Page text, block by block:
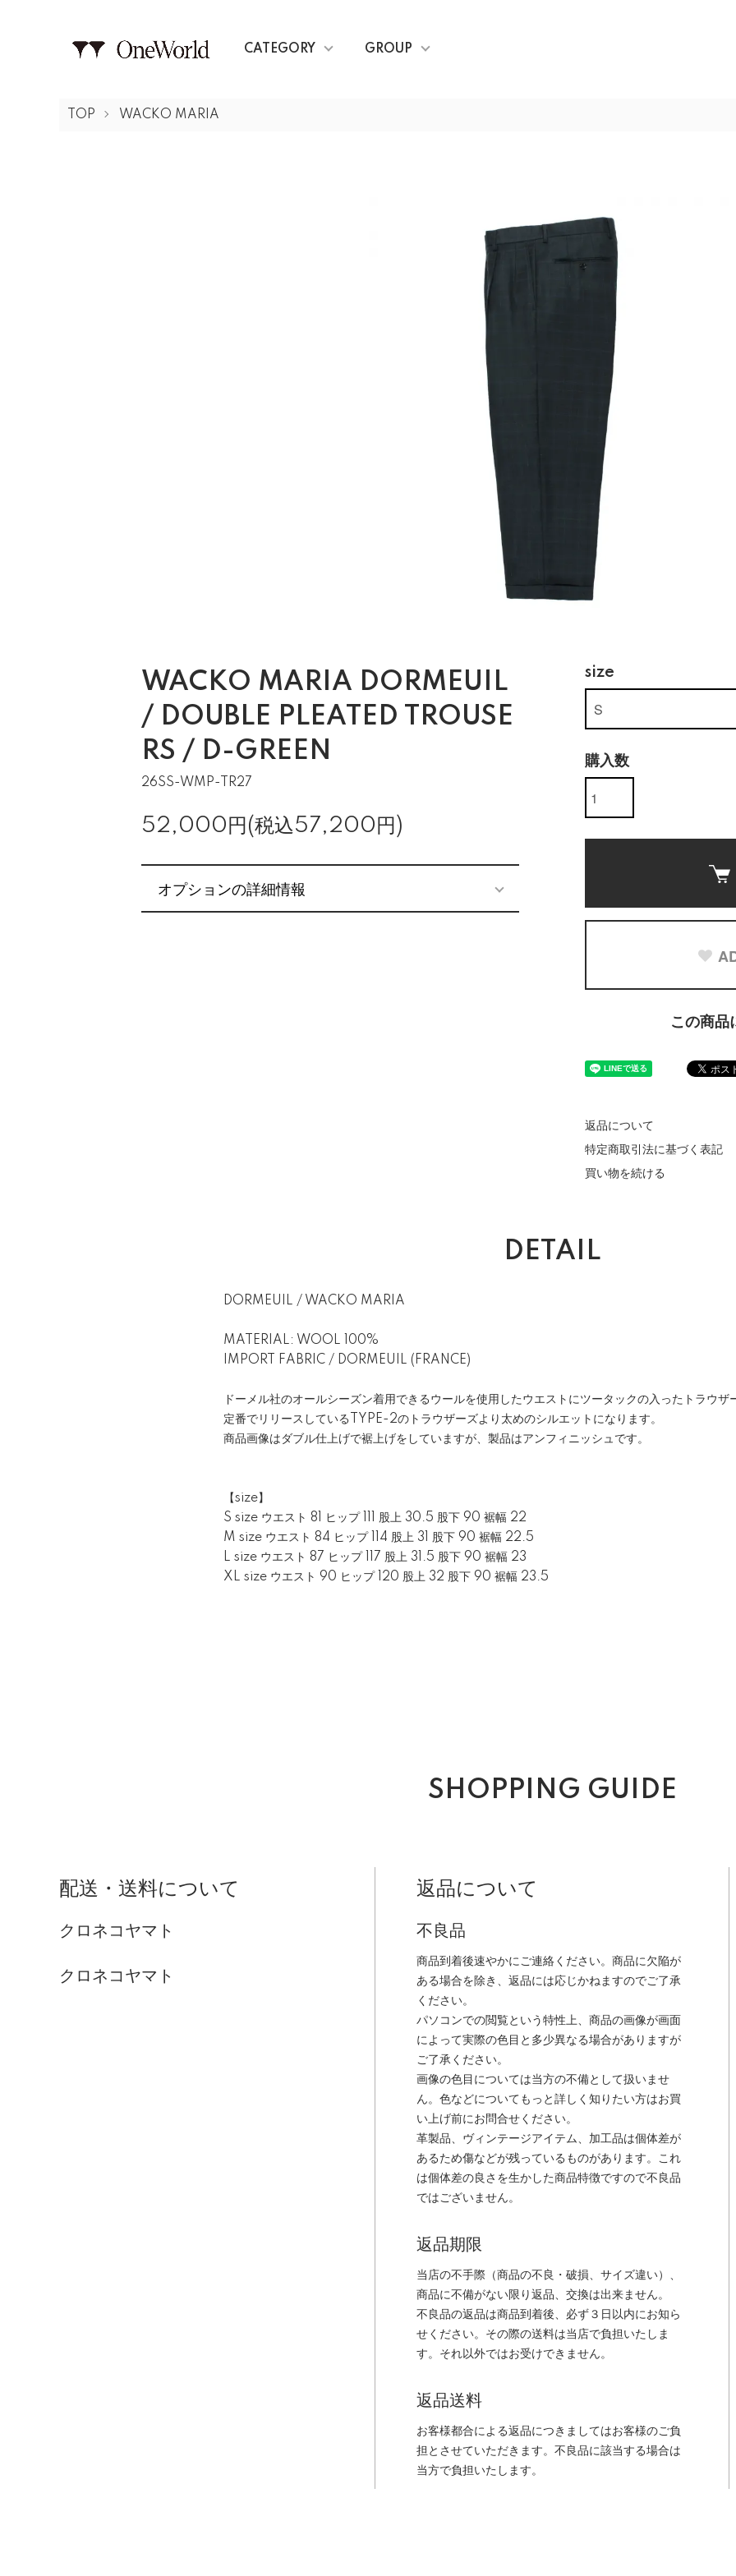
CATEGORY GROUP
TOP WACKO MARIA
WACKO MARIA DORMEUIL
/ DOUBLE PLEATED TROUSE
RS / D-GREEN
26SS-WMP-TR27
52,000円(税込57,200円)
オプションの詳細情報
size
購入数
この商品
返品について
特定商取引法に基づく表記
買い物を続ける
DETAIL
DORMEUIL / WACKO MARIA
MATERIAL: WOOL 100%
IMPORT FABRIC / DORMEUIL (FRANCE)
ドーメル社のオールシーズン着用できるウールを使用したウエストにツータックの入ったトラウザ
定番でリリースしているTYPE-2のトラウザーズより太めのシルエットになります。
商品画像はダブル仕上げで裾上げをしていますが、製品はアンフィニッシュです。
【size】
S size ウエスト 81 ヒップ 111 股上 30.5 股下 90 裾幅 22
M size ウエスト 84 ヒップ 114 股上 31 股下 90 裾幅 22.5
L size ウエスト 87 ヒップ 117 股上 31.5 股下 90 裾幅 23
XL size ウエスト 90 ヒップ 120 股上 32 股下 90 裾幅 23.5
SHOPPING GUIDE
配送・送料について
クロネコヤマト
クロネコヤマト
返品について
不良品
商品到着後速やかにご連絡ください。商品に欠陥が
ある場合を除き、返品には応じかねますのでご了承
ください。
パソコンでの閲覧という特性上、商品の画像が画面
によって実際の色目と多少異なる場合がありますが
ご了承ください。
画像の色目については当方の不備として扱いませ
ん。色などについてもっと詳しく知りたい方はお買
い上げ前にお問合せください。
革製品、ヴィンテージアイテム、加工品は個体差が
あるため傷などが残っているものがあります。これ
は個体差の良さを生かした商品特徴ですので不良品
ではございません。
返品期限
当店の不手際（商品の不良・破損、サイズ違い）、
商品に不備がない限り返品、交換は出来ません。
不良品の返品は商品到着後、必ず３日以内にお知ら
せください。その際の送料は当店で負担いたしま
す。それ以外ではお受けできません。
返品送料
お客様都合による返品につきましてはお客様のご負
担とさせていただきます。不良品に該当する場合は
当方で負担いたします。